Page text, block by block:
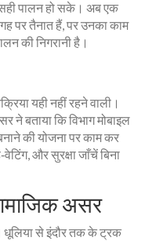
पालन हो सके। अब एक
पर तैनात हैं, पर उनका काम
की निगरानी है।
यही नहीं रहने वाली।
ने बताया कि विभाग मोबाइल
की योजना पर काम कर
और सुरक्षा जाँचें बिना
असर
धूलिया से इंदौर तक के ट्रक